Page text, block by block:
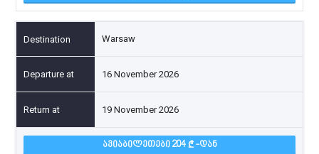
Warsaw
16 November 2026
19 November 2026
ᲐᲕᲘᲐᲑᲘᲚᲔᲗᲔᲑᲘ 204 -ᲓᲐᲜ